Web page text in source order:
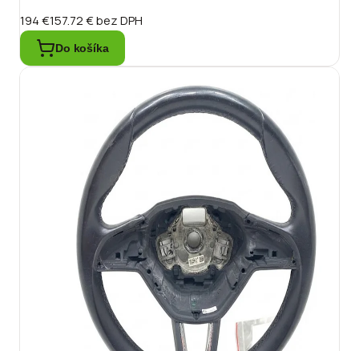
194 €157.72 €bez DPH
Do košíka